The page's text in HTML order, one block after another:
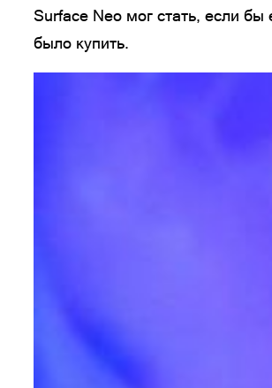
Surface Neo мог стать, если бы
было купить.